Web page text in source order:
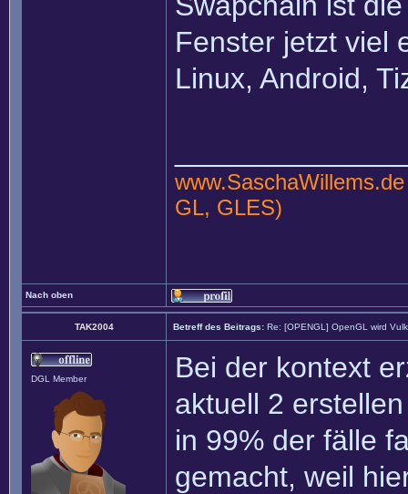
Fenster jetzt viel
Linux, Android,
www.SaschaWillems.de
GL, GLES)
Nach oben
TAK2004 Betreff des Beitrags: Re: [OPENGL] OpenGL wird
DGL Member
Bei der kontext
aktuell 2
in 99% der fälle
gemacht, weil